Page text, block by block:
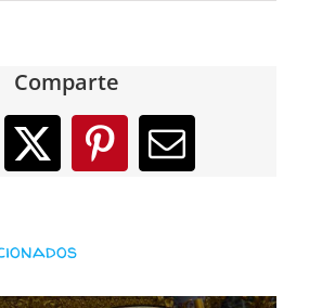
Comparte
X PinterestCorreo